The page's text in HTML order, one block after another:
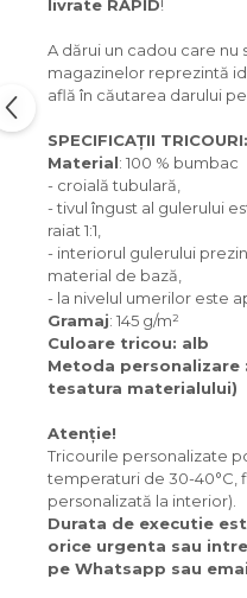
livrate RAPID!
A dărui un cadou care nu
magazinelor reprezintă
află în căutarea darului
SPECIFICAȚII TRICOURI:
Material: 100 % bumbac
- croială tubulară,
- tivul îngust al gulerului
raiat 1:1,
- interiorul gulerului
material de bază,
- la nivelul umerilor este
Gramaj: 145 g/m²
Culoare tricou: alb
Metoda personalizare
tesatura materialului)
Atenție!
Tricourile personalizate
temperaturi de 30-40°C,
personalizată la interior).
Durata de executie
orice urgenta sau
pe Whatsapp sau